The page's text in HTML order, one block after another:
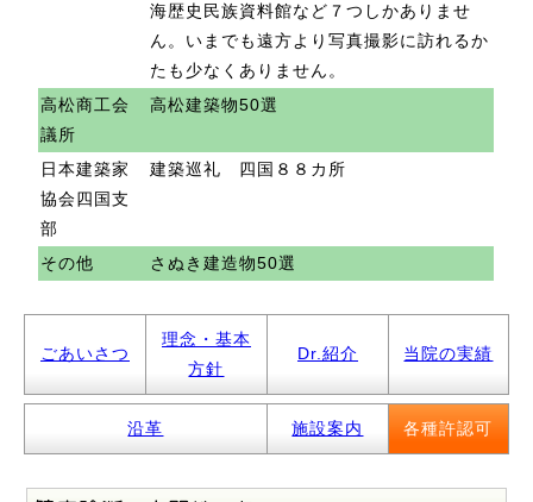
海歴史民族資料館など７つしかありませ
ん。いまでも遠方より写真撮影に訪れるか
たも少なくありません。
高松商工会
議所
高松建築物50選
日本建築家
協会四国支
部
建築巡礼 四国８８カ所
その他 さぬき建造物50選
ごあいさつ
理念・基本
方針
Dr.紹介 当院の実績
沿革 施設案内 各種許認可